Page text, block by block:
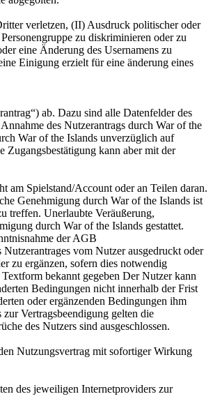
verletzen, (II) Ausdruck politischer oder
zu diskriminieren oder zu
eine Änderung des Usernamens zu
Einigung erzielt für eine änderung eines
ab. Dazu sind alle Datenfelder des
des Nutzerantrags durch War of the
War of the Islands unverzüglich auf
Zugangsbestätigung kann aber mit der
am Spielstand/Account oder an Teilen daran.
Genehmigung durch War of the Islands ist
treffen. Unerlaubte Veräußerung,
durch War of the Islands gestattet.
der AGB
vom Nutzer ausgedruckt oder
zu ergänzen, sofern dies notwendig
bekannt gegeben Der Nutzer kann
Bedingungen nicht innerhalb der Frist
oder ergänzenden Bedingungen ihm
Vertragsbeendigung gelten die
des Nutzers sind ausgeschlossen.
Nutzungsvertrag mit sofortiger Wirkung
des jeweiligen Internetproviders zur